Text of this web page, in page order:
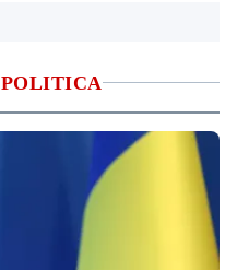
POLITICA